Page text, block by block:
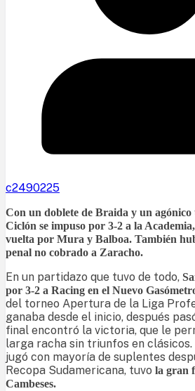
c2490225
Con un doblete de Braida y un agónico
Ciclón se impuso por 3-2 a la
vuelta por Mura y Balboa. También
penal no cobrado a Zaracho.
En un partidazo que tuvo de todo,
por 3-2 a Racing en el Nuevo
del torneo Apertura de la Liga
ganaba desde el inicio, después
final encontró la victoria, que le
larga racha sin triunfos en clásicos.
jugó con mayoría de suplentes
Recopa Sudamericana, tuvo la gran
Cambeses.